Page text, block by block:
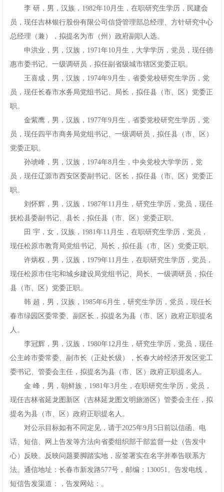
李研，男，汉族，1982年10月生，在职研究生学历，民建会
员，现任吉林银行股份有限公司信贷管理部总经理、方针研究中心
总经理（兼），拟提名为市（州）政府副职人选。
申洪业，男，汉族，1971年10月生，大学学历，党员，现任德
惠市委书记、一级调研员，拟任副省级城市辖区党委正职。
王喜成，男，汉族，1974年9月生，省委党校研究生学历，党
员，现任长春市水务局党组书记、局长，拟任县（市、区）党委正
职。
金紫鹰，男，汉族，1977年9月生，省委党校研究生学历，党
员，现任四平市商务局党组书记、一级调研员，拟任县（市、区）
党委正职。
孙琥峰，男，汉族，1974年8月生，中央党校大学学历，党
员，现任辽源市西安区委副书记、区长，拟任县（市、区）党委正
职。
刘怀辉，男，汉族，1987年11月生，研究生学历，党员，现任
抚松县委副书记、县长，拟任县（市、区）党委正职。
田宇，女，汉族，1981年11月生，在职研究生学历，党员，
现任松原市教育局党组书记、局长，拟任县（市、区）党委正职。
许炳权，男，汉族，1979年11月生，在职研究生学历，党员，
现任松原市住宅和城乡建设局党组书记、局长、一级调研员，拟任
县（市、区）党委正职。
韩超，男，汉族，1985年6月生，研究生学历，党员，现任长
春市绿园区委常委、副区长，拟提名为县（市、区）政府正职提名
人。
李冠辉，男，汉族，1980年12月生，研究生学历，党员，现任
公主岭市委常委、副市长（正处长级），长春大岭经济开发区党工
委书记、管委会主任，拟提名为县（市、区）政府正职提名人。
金峰，男，朝鲜族，1981年3月生，在职研究生学历，党员，
现任吉林省延龙图新区（吉林延龙图文明旅游区）管委会主任，拟
提名为县（市、区）政府正职提名人。
对公示目标如有不同定见，请于2025年9月5日前以信函、电
话、短信、网上告发等方法向省委组织部干部监督一处（告发中
心）反映。反映问题要脚踏实地，应签署实在名字并奉告联系方
法。通信地址：长春市新发路577号，邮编：130051。告发电线，
短信告发渠道：，告发网站：。